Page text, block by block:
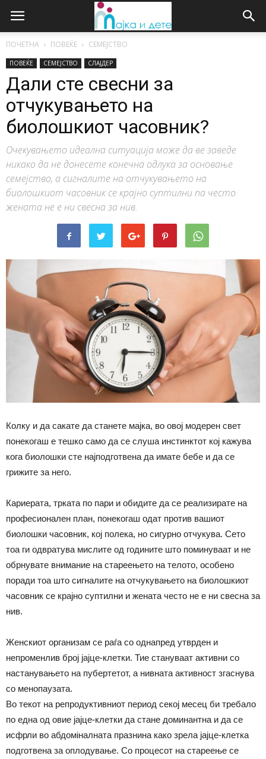
ПОЧЕТНА ПОВЕЌЕ СЕМЕЈСТВО
ПОВЕЌЕ СЕМЕЈСТВО СЛАЈДЕР
Дали сте свесни за
отчукувањето на
биолошкиот часовник?
Очекувањето идеална ситуација може да ве заведе
никако да не донесете конечна одлука за основање
семејство, а сигналите на отчукувањето на
биолошкиот часовник се крајно суптилни па често
жената не е ни свесна за нив.
Колку и да сакате да станете мајка, во овој модерен свет
понекогаш е тешко само да се слуша инстинктот кој кажува
кога биолошки сте најподготвена да имате бебе и да се
грижите за него.
Кариерата, трката по пари и обидите да се реализирате на
професионален план, понекогаш одат против вашиот
биолошки часовник, кој полека, но сигурно отчукува. Сето
тоа ги одвратува мислите од годините што поминуваат и не
обрнувате внимание на стареењето на телото, особено
поради тоа што сигналите на отчукувањето на биолошкиот
часовник се крајно суптилни и жената често не е ни свесна за
нив.
Женскиот организам се раѓа со однапред утврден и
непроменлив број јајце-клетки. Тие стануваат активни со
настанувањето на пубертетот, а нивната активност згаснува
со менопаузата.
Во текот на репродуктивниот период секој месец би требало
по една од овие јајце-клетки да стане доминантна и да се
исфрли во абдомiналната празнина како зрела јајце-клетка
подготвена за оплодување. Со процесот на стареење се